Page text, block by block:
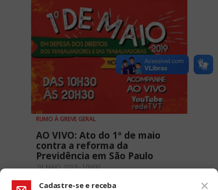
RUMO À GREVE GERAL
AO VIVO: Ato do 1º de maio
contra a reforma da
Previdência em São Paulo
01 MAIO, 2019 - 10H00
Cadastre-se e receba